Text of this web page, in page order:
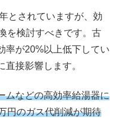
とされていますが、効
を検討すべきです。古
率が20%以上低下してい
接影響します。
ムなどの高効率給湯器に
円のガス代削減が期待